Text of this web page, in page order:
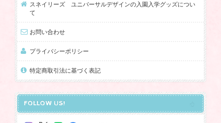
スネイリーズ ユニバーサルデザインの入園入学グッズについ
て
お問い合わせ
プライバシーポリシー
特定商取引法に基づく表記
FOLLOW US!